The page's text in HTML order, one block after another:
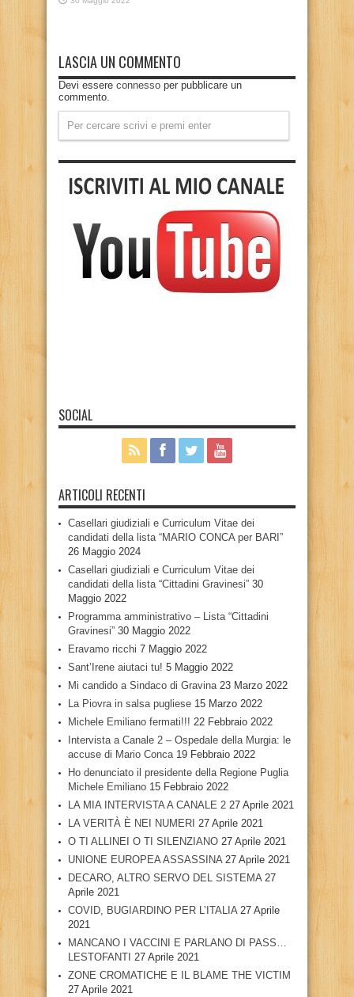
LASCIA UN COMMENTO
Devi essere connesso per pubblicare un
commento.
SOCIAL
ARTICOLI RECENTI
Casellari giudiziali e Curriculum Vitae dei
candidati della lista “MARIO CONCA per BARI”
26 Maggio 2024
Casellari giudiziali e Curriculum Vitae dei
candidati della lista “Cittadini Gravinesi” 30
Maggio 2022
Programma amministrativo – Lista “Cittadini
Gravinesi” 30 Maggio 2022
Eravamo ricchi 7 Maggio 2022
Sant’Irene aiutaci tu! 5 Maggio 2022
Mi candido a Sindaco di Gravina 23 Marzo 2022
La Piovra in salsa pugliese 15 Marzo 2022
Michele Emiliano fermati!!! 22 Febbraio 2022
Intervista a Canale 2 – Ospedale della Murgia: le
accuse di Mario Conca 19 Febbraio 2022
Ho denunciato il presidente della Regione Puglia
Michele Emiliano 15 Febbraio 2022
LA MIA INTERVISTA A CANALE 2 27 Aprile 2021
LA VERITÀ È NEI NUMERI 27 Aprile 2021
O TI ALLINEI O TI SILENZIANO 27 Aprile 2021
UNIONE EUROPEA ASSASSINA 27 Aprile 2021
DECARO, ALTRO SERVO DEL SISTEMA 27
Aprile 2021
COVID, BUGIARDINO PER L’ITALIA 27 Aprile
2021
MANCANO I VACCINI E PARLANO DI PASS…
LESTOFANTI 27 Aprile 2021
ZONE CROMATICHE E IL BLAME THE VICTIM
27 Aprile 2021